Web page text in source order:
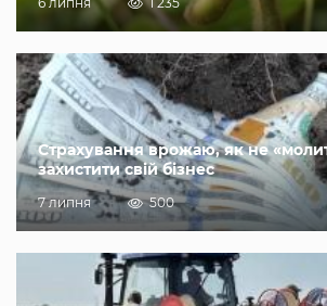
Страхування врожаю, як не
захистити свій бізнес
7 липня 500